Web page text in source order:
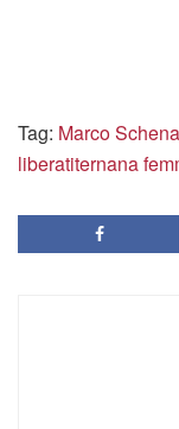
Tag: Marco
liberatiternana